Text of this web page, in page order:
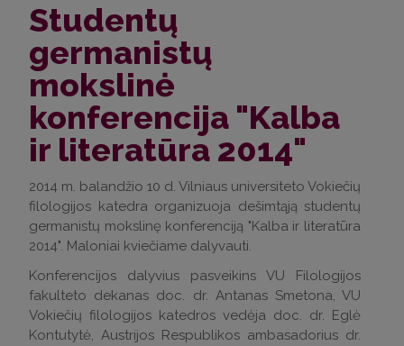
Studentų
germanistų
mokslinė
konferencija "Kalba
ir literatūra 2014"
2014 m. balandžio 10 d. Vilniaus universiteto Vokiečių
filologijos katedra organizuoja dešimtąją studentų
germanistų mokslinę konferenciją "Kalba ir literatūra
2014". Maloniai kviečiame dalyvauti.
Konferencijos dalyvius pasveikins VU Filologijos
fakulteto dekanas doc. dr. Antanas Smetona, VU
Vokiečių filologijos katedros vedėja doc. dr. Eglė
Kontutytė, Austrijos Respublikos ambasadorius dr.